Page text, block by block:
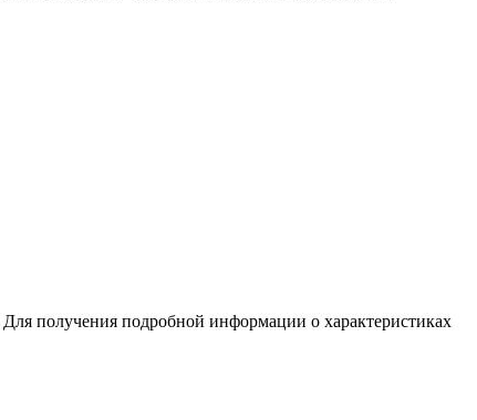
получения подробной информации о характеристиках